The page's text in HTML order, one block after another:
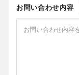
お問い合わせ内容